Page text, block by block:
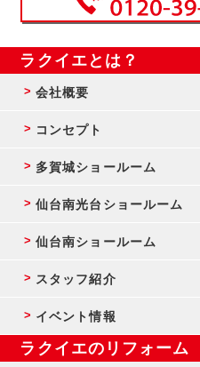
ラクイエとは？
会社概要
コンセプト
多賀城ショールーム
仙台南光台ショールーム
仙台南ショールーム
スタッフ紹介
イベント情報
ラクイエのリフォーム